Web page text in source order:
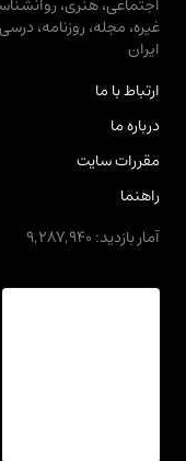
اجتماعی، هنری،
غیره، مجله، روزنامه،
ایران
ارتباط با ما
درباره ما
مقررات سایت
راهنما
آمار بازدید: 9,287,940